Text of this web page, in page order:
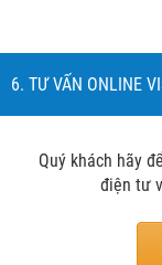
6. TƯ VẤN ONLINE
Quý khách hãy
điện tư